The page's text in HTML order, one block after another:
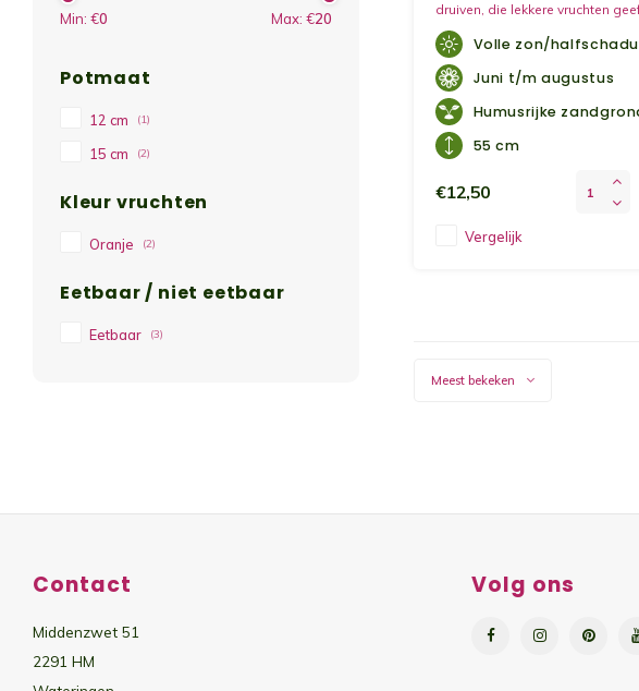
Min: €0 Max: €20
Potmaat
12 cm (1)
15 cm (2)
Kleur vruchten
Oranje (2)
Eetbaar / niet eetbaar
Eetbaar (3)
druiven, die lekkere vruchten
druivenplant produceert grote
zoete, donkerblauwe
gebruikt kunnen worden als
Volle zon/
Juni t/m augustus
Humusrijke
55 cm
€12,50
Vergelijk
Meest bekeken
Contact
Middenzwet 51
2291 HM
Volg ons